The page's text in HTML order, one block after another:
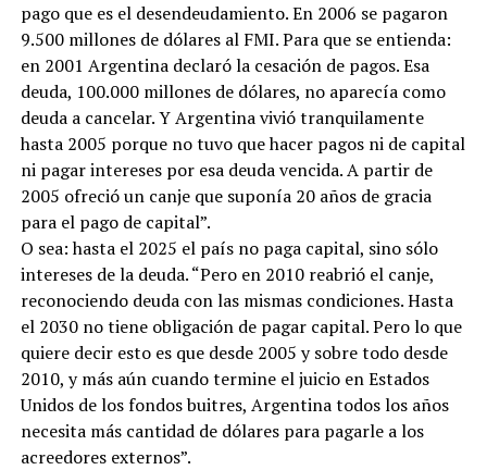
pago que es el desendeudamiento. En 2006 se pagaron
9.500 millones de dólares al FMI. Para que se entienda:
en 2001 Argentina declaró la cesación de pagos. Esa
deuda, 100.000 millones de dólares, no aparecía como
deuda a cancelar. Y Argentina vivió tranquilamente
hasta 2005 porque no tuvo que hacer pagos ni de capital
ni pagar intereses por esa deuda vencida. A partir de
2005 ofreció un canje que suponía 20 años de gracia
para el pago de capital”.
O sea: hasta el 2025 el país no paga capital, sino sólo
intereses de la deuda. “Pero en 2010 reabrió el canje,
reconociendo deuda con las mismas condiciones. Hasta
el 2030 no tiene obligación de pagar capital. Pero lo que
quiere decir esto es que desde 2005 y sobre todo desde
2010, y más aún cuando termine el juicio en Estados
Unidos de los fondos buitres, Argentina todos los años
necesita más cantidad de dólares para pagarle a los
acreedores externos”.